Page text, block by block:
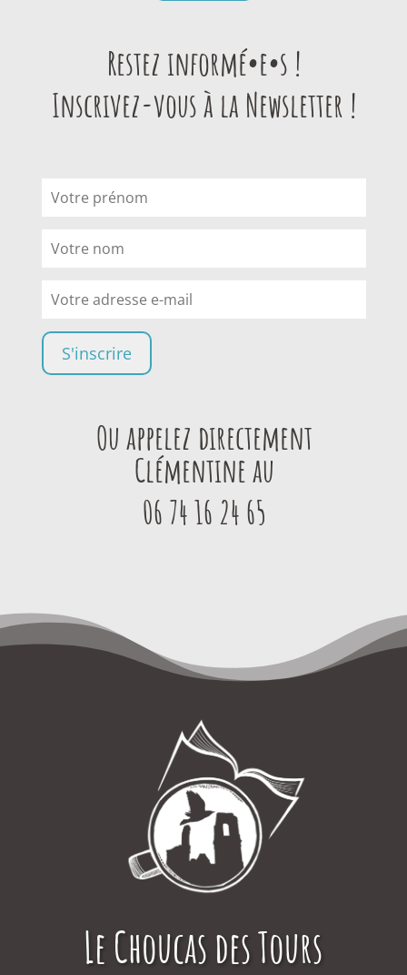
Restez informé•e•s !
Inscrivez-vous à la Newsletter !
Ou appelez directement
Clémentine au
06 74 16 24 65
Le Choucas des Tours